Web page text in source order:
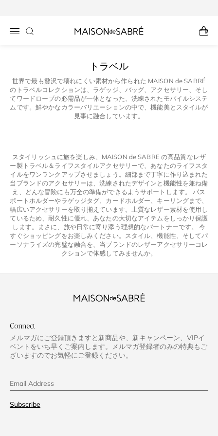
トラベル
世界で最も贅沢で壊れにくい素材から作られた MAISON de SABRÉ
のトラベルコレクションは、ラゲッジ、バッグ、アクセサリー、そし
てワードローブの必需品が一体となった、洗練されたモバイルシステ
ムです。鮮やかなカラーバリエーションの中で、機能美とスタイルが
見事に融合しています。
スタイリッシュに旅を楽しみ、MAISON de SABRE の高品質なレザ
ー製トラベル＆ライフスタイルアクセサリーで、あなたのライフスタ
イルをワンランクアップさせましょう。細部まで丁寧に作り込まれた
当ブランドのアクセサリーは、洗練されたデザインと機能性を兼ね備
え、どんな冒険にも万全の準備ができるようサポートします。 パス
ポートホルダーやラゲッジタグ、カードホルダー、キーリングまで、
幅広いアクセサリーを取り揃えています。上質なレザー素材を使用し
ているため、耐久性に優れ、あなたの大切なアイテムをしっかり保護
します。まさに、旅や日常に寄り添う理想的なパートナーです。 今
すぐショッピングをお楽しみください。スタイル、機能性、そしてパ
ーソナライズの完璧な融合を、当ブランドのレザーアクセサリーコレ
クションで体感してみませんか。
Connect
メルマガにご登録頂きますと新商品や、新キャンペーン、VIPイ
ベントをいち早くご案内します。メルマガ登録者のみの特典もご
ざいますのでお気軽にご登録ください。
Email Address
Subscribe